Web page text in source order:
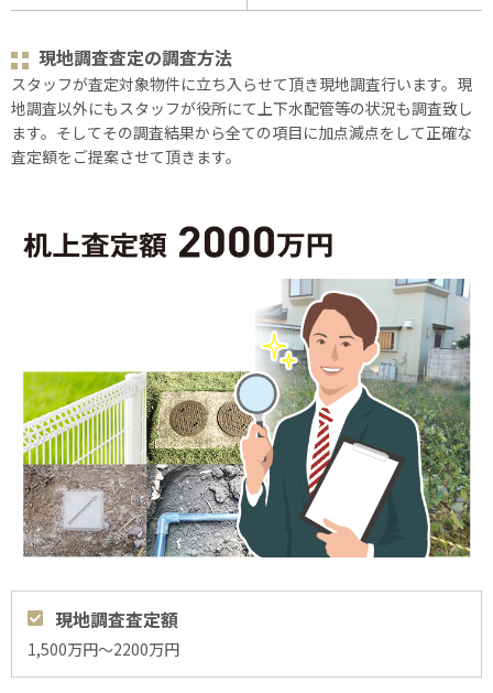
現地調査査定の調査方法
スタッフが査定対象物件に立ち入らせて頂き現地調査行います。現
地調査以外にもスタッフが役所にて上下水配管等の状況も調査致し
ます。そしてその調査結果から全ての項目に加点減点をして正確な
査定額をご提案させて頂きます。
現地調査査定額
1,500万円～2200万円